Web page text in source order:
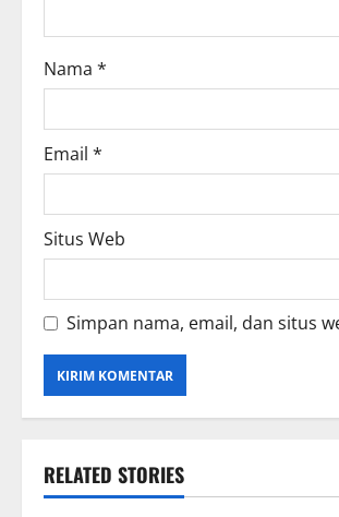
o
n
Nama *
Email *
Situs Web
Simpan nama, email, dan situs
RELATED STORIES